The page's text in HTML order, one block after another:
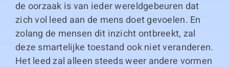
de oorzaak is van ieder wereldgebeuren dat
zich vol leed aan de mens doet gevoelen. En
zolang de mensen dit inzicht ontbreekt, zal
deze smartelijke toestand ook niet veranderen.
Het leed zal alleen steeds weer andere vormen